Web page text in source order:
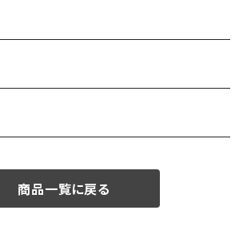
商品一覧に戻る